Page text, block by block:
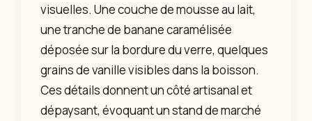
visuelles. Une couche de mousse au lait,
une tranche de banane caramélisée
déposée sur la bordure du verre, quelques
grains de vanille visibles dans la boisson.
Ces détails donnent un côté artisanal et
dépaysant, évoquant un stand de marché